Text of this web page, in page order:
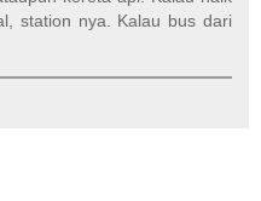
station nya. Kalau bus dari